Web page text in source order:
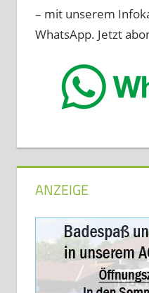
– mit unserem
WhatsApp. Jetzt
ANZEIGE